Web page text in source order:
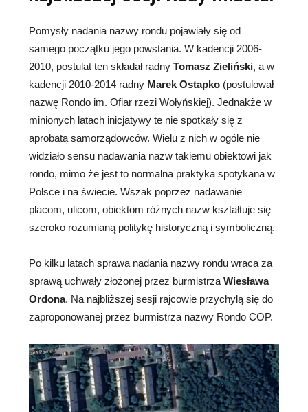
Pomysły nadania nazwy rondu pojawiały się od
samego początku jego powstania. W kadencji 2006-
2010, postulat ten składał radny Tomasz Zieliński, a w
kadencji 2010-2014 radny Marek Ostapko (postulował
nazwę Rondo im. Ofiar rzezi Wołyńskiej). Jednakże w
minionych latach inicjatywy te nie spotkały się z
aprobatą samorządowców. Wielu z nich w ogóle nie
widziało sensu nadawania nazw takiemu obiektowi jak
rondo, mimo że jest to normalna praktyka spotykana w
Polsce i na świecie. Wszak poprzez nadawanie
placom, ulicom, obiektom różnych nazw kształtuje się
szeroko rozumianą politykę historyczną i symboliczną.
Po kilku latach sprawa nadania nazwy rondu wraca za
sprawą uchwały złożonej przez burmistrza Wiesława
Ordona. Na najbliższej sesji rajcowie przychylą się do
zaproponowanej przez burmistrza nazwy Rondo COP.